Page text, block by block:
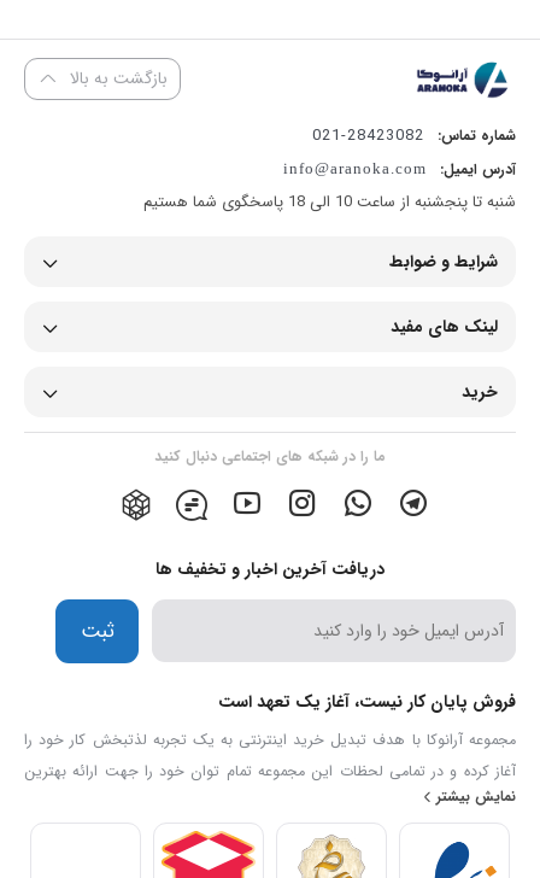
بازگشت به بالا
شماره تماس: 28423082-021
آدرس ایمیل: info@aranoka.com
شنبه تا پنجشنبه از ساعت 10 الی 18 پاسخگوی شما هستیم
شرایط و ضوابط
لینک های مفید
خرید
ما را در شبکه های اجتماعی دنبال کنید
دریافت آخرین اخبار و تخفیف ها
ثبت
فروش پایان کار نیست، آغاز یک تعهد است
مجموعه آرانوکا با هدف تبدیل خرید اینترنتی به یک تجربه لذتبخش کار خود را
آغاز کرده و در تمامی لحظات این مجموعه تمام توان خود را جهت ارائه بهترین
خدمات و کیفیت بکار میگیرد تا خیال مشتریان خود را همواره آسوده سازد. ما
اطمینان داریم تیم حرفه ای ما با 13 سال سابقه در این زمینه، به رویا های شما
رنگ واقعیت می بخشد.
نمایش بیشتر